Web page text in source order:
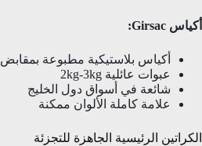
أكياس Girsac:
أكياس بلاستيكية مطبوعة بمقابض
عبوات عائلية 2kg-3kg
شائعة في أسواق دول الخليج
علامة كاملة الألوان ممكنة
الكراتين الرئيسية الجاهزة للتجزئة